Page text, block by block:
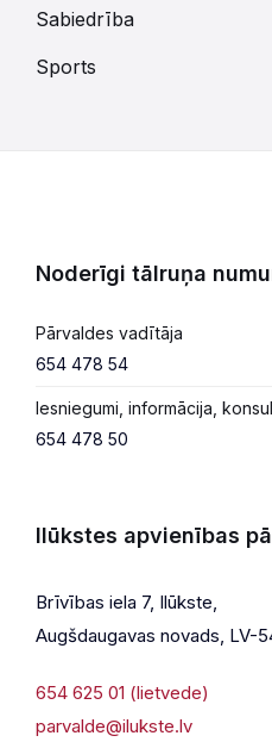
Sabiedrība
Sports
Noderīgi tālruņa
Pārvaldes vadītāja
654 478 54
Iesniegumi, informācija,
654 478 50
Ilūkstes apvienības
Brīvības iela 7, Ilūkste,
Augšdaugavas novads, LV-
654 625 01 (lietvede)
parvalde@ilukste.lv